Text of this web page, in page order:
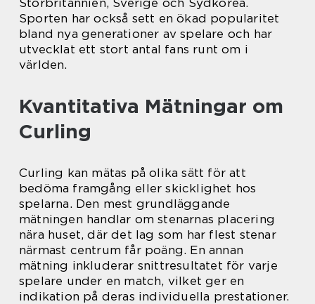
Sporten har också sett en ökad popularitet
bland nya generationer av spelare och har
utvecklat ett stort antal fans runt om i
världen.
Kvantitativa Mätningar om
Curling
Curling kan mätas på olika sätt för att
bedöma framgång eller skicklighet hos
spelarna. Den mest grundläggande
mätningen handlar om stenarnas placering
nära huset, där det lag som har flest stenar
närmast centrum får poäng. En annan
mätning inkluderar snittresultatet för varje
spelare under en match, vilket ger en
indikation på deras individuella prestationer.